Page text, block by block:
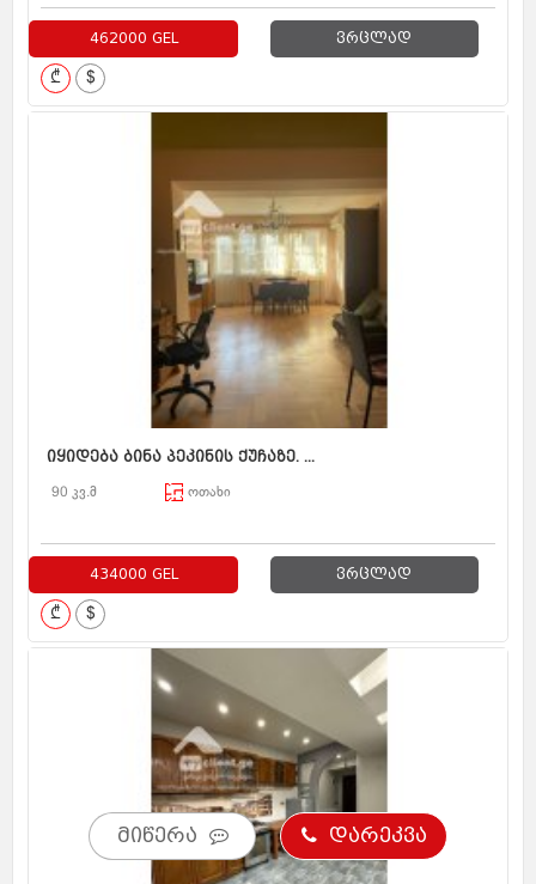
462000 GEL ვრცლად
₾ $
იყიდება ბინა პეკინის ქუჩაზე. ...
90 კვ.მ ოთახი
434000 GEL ვრცლად
₾ $
მიწერა დარეკვა